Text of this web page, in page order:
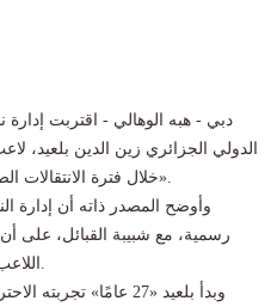
دبي - هبه الوهالي - اقتربت
الدولي الجزائري زين الدين بلعيد،
خلال فترة الانتقالات الصيفية، وفق مصدر خاص بـ«الرياضية».
وأوضح المصدر ذاته أن إدارة
رسمية، مع شبيبة القبائل، على